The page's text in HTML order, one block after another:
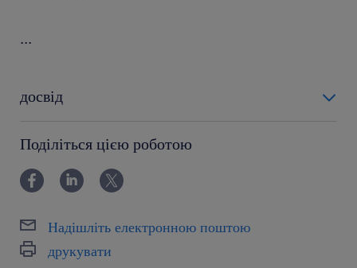
...
досвід
Поділіться цією роботою
Надішліть електронною поштою
друкувати